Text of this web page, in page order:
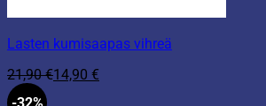
Lasten kumisaapas vihreä
21,90€14,90 €